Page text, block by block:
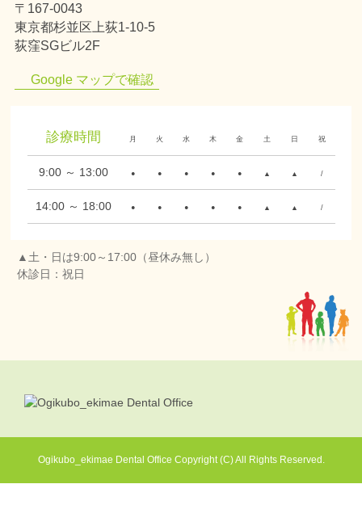
〒167-0043
東京都杉並区上荻1-10-5
荻窪SGビル2F
Google マップで確認
診療時間 月 火 水 木 金 土 日 祝
9:00 ～ 13:00 ● ● ● ● ● ▲ ▲ /
14:00 ～ 18:00 ● ● ● ● ● ▲ ▲ /
▲土・日は9:00～17:00（昼休み無し）
休診日：祝日
Ogikubo_ekimae Dental Office Copyright (C) All Rights Reserved.